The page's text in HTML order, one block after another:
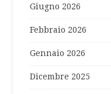
Giugno 2026
Febbraio 2026
Gennaio 2026
Dicembre 2025